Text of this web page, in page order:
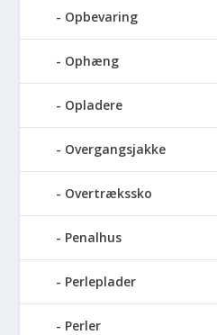
Opbevaring
Ophæng
Opladere
Overgangsjakke
Overtrækssko
Penalhus
Perleplader
Perler